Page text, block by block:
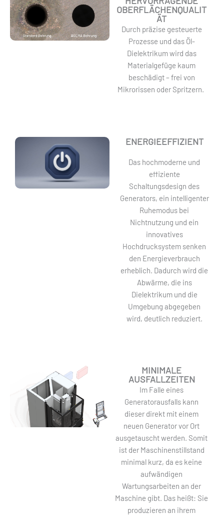
OBERFLÄCHENQUALIT
ÄT
Durch präzise gesteuerte
Prozesse und das Öl-
Dielektrikum wird das
Materialgefüge kaum
beschädigt – frei von
Mikrorissen oder Spritzern.
ENERGIEEFFIZIENT
Das hochmoderne und
effiziente
Schaltungsdesign des
Generators, ein intelligenter
Ruhemodus bei
Nichtnutzung und ein
innovatives
Hochdrucksystem senken
den Energieverbrauch
erheblich. Dadurch wird die
Abwärme, die ins
Dielektrikum und die
Umgebung abgegeben
wird, deutlich reduziert.
MINIMALE
AUSFALLZEITEN
Im Falle eines
Generatorausfalls kann
dieser direkt mit einem
neuen Generator vor Ort
ausgetauscht werden. Somit
ist der Maschinenstillstand
minimal kurz, da es keine
aufwändigen
Wartungsarbeiten an der
Maschine gibt. Das heißt: Sie
produzieren an ihrem